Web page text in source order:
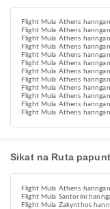
Flight Mula Athens
Flight Mula Athens
Flight Mula Athens
Flight Mula Athens
Flight Mula Athens
Flight Mula Athens
Flight Mula Athens
Flight Mula Athens
Flight Mula Athens
Flight Mula Athens
Flight Mula Athens
Flight Mula Athens
Sikat na Ruta
Flight Mula Athens
Flight Mula Santorini
Flight Mula Zakynthos